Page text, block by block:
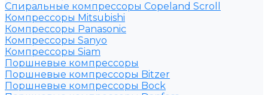
Спиральные компрессоры Copeland Scroll
Компрессоры Mitsubishi
Компрессоры Panasonic
Компрессоры Sanyo
Компрессоры Siam
Поршневые компрессоры
Поршневые компрессоры Bitzer
Поршневые компрессоры Bock